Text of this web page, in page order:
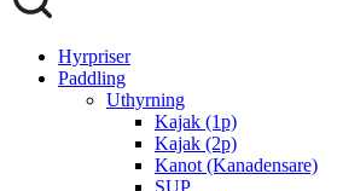
Hyrpriser
Paddling
Uthyrning
Kajak (1p)
Kajak (2p)
Kanot (Kanadensare)
SUP